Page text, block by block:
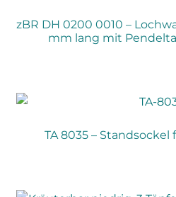
zBR DH 0200 0010 –
mm lang mit
TA 8035 –